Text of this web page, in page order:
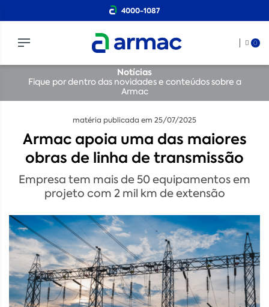
4000-1087
0
Notícias
Fique por dentro das novidades e conteúdos sobre a
Armac
matéria publicada em 25/07/2025
Armac apoia uma das maiores
obras de linha de transmissão
Empresa tem mais de 50 equipamentos em
projeto com 2 mil km de extensão